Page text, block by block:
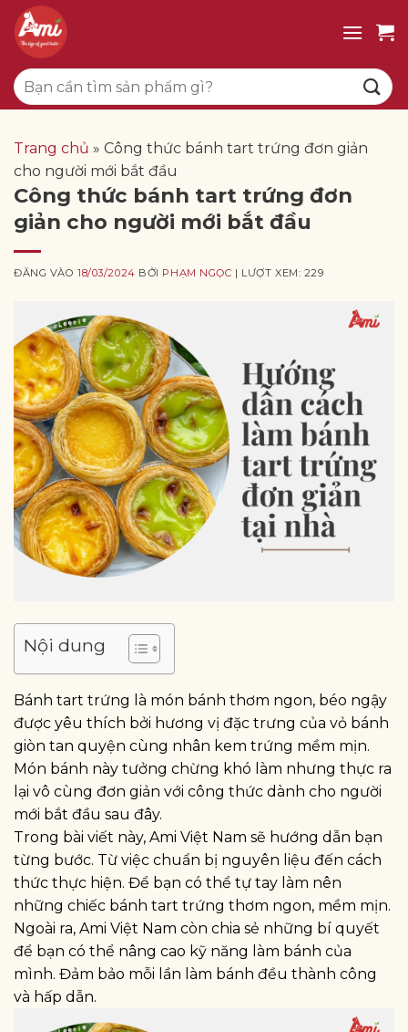
qua
dung
Tìm
kiếm:
Trang chủ » Công thức bánh tart trứng đơn giản
cho người mới bắt đầu
Công thức bánh tart trứng đơn
giản cho người mới bắt đầu
ĐĂNG VÀO18/03/2024 BỞI PHẠM NGỌC | LƯỢT XEM: 229
Nội dung
Bánh tart trứng là món bánh thơm ngon, béo ngậy
được yêu thích bởi hương vị đặc trưng của vỏ bánh
giòn tan quyện cùng nhân kem trứng mềm mịn.
Món bánh này tưởng chừng khó làm nhưng thực ra
lại vô cùng đơn giản với công thức dành cho người
mới bắt đầu sau đây.
Trong bài viết này, Ami Việt Nam sẽ hướng dẫn bạn
từng bước. Từ việc chuẩn bị nguyên liệu đến cách
thức thực hiện. Để bạn có thể tự tay làm nên
những chiếc bánh tart trứng thơm ngon, mềm mịn.
Ngoài ra, Ami Việt Nam còn chia sẻ những bí quyết
để bạn có thể nâng cao kỹ năng làm bánh của
mình. Đảm bảo mỗi lần làm bánh đều thành công
và hấp dẫn.